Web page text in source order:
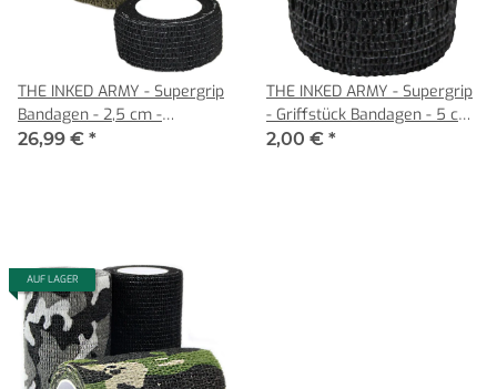
THE INKED ARMY - Supergrip
Bandagen - 2,5 cm -
verschiedene
26,99 € *
THE INKED ARMY - Supergrip
- Griffstück Bandagen - 5 cm
- Schwarz
2,00 € *
AUF LAGER